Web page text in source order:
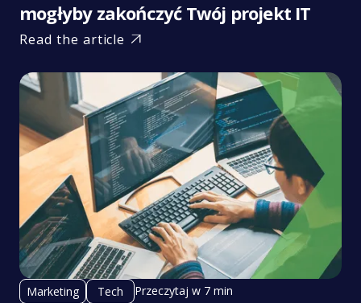
mogłyby zakończyć Twój projekt IT
Read the article 
Marketing Tech Przeczytaj w 7 min